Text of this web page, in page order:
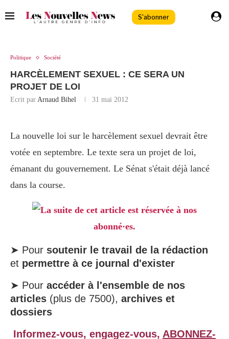
S'abonner
Politique Société
HARCÈLEMENT SEXUEL : CE SERA UN
PROJET DE LOI
Ecrit par Arnaud Bihel 31 mai 2012
La nouvelle loi sur le harcèlement sexuel devrait être
votée en septembre. Le texte sera un projet de loi,
émanant du gouvernement. Le Sénat s'était déjà lancé
dans la course.
La suite de cet article est réservée à nos
abonné·es.
➤ Pour soutenir le travail de la rédaction
et permettre à ce journal d'exister
➤ Pour accéder à l'ensemble de nos
articles (plus de 7500), archives et
dossiers
Informez-vous, engagez-vous, ABONNEZ-